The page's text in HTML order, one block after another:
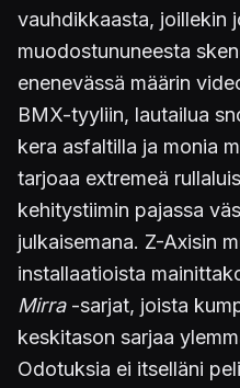
vauhdikkaasta, joillekin
muodostununeesta
enenevässä määrin
BMX-tyyliin, lautailua
kera asfaltilla ja monia
tarjoaa extremeä
kehitystiimin pajassa
julkaisemana. Z-Axisin
installaatioista
Mirra-sarjat, joista
keskitason sarjaa
Odotuksia ei itselläni